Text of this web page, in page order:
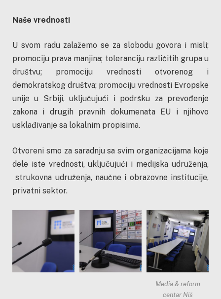
Naše vrednosti
U svom radu zalažemo se za slobodu govora i misli;
promociju prava manjina; toleranciju različitih grupa u
društvu; promociju vrednosti otvorenog i
demokratskog društva; promociju vrednosti Evropske
unije u Srbiji, uključujući i podršku za prevođenje
zakona i drugih pravnih dokumenata EU i njihovo
usklađivanje sa lokalnim propisima.
Otvoreni smo za saradnju sa svim organizacijama koje
dele iste vrednosti, uključujući i medijska udruženja,
strukovna udruženja, naučne i obrazovne institucije,
privatni sektor.
Media & reform
centar Niš